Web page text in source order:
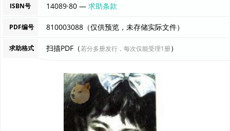
ISBN号 14089·80 —求助条款
PDF编号 810003088（仅供预览，未存储实际文件）
求助格式 扫描PDF（若分多册发行，每次仅能受理1册）